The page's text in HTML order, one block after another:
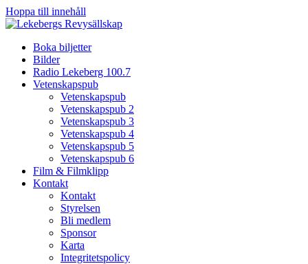
Hoppa till innehåll
Boka biljetter
Bilder
Radio Lekeberg 100.7
Vetenskapspub
Vetenskapspub
Vetenskapspub 2
Vetenskapspub 3
Vetenskapspub 4
Vetenskapspub 5
Vetenskapspub 6
Film & Filmklipp
Kontakt
Kontakt
Styrelsen
Bli medlem
Sponsor
Karta
Integritetspolicy